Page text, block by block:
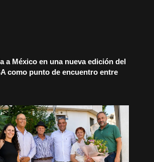
a México en una nueva edición del
como punto de encuentro entre